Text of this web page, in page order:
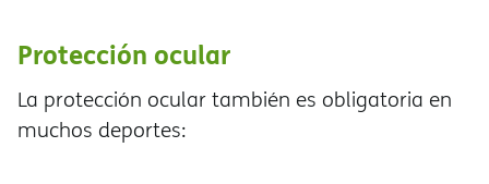
Protección ocular
La protección ocular también es obligatoria en
muchos deportes: